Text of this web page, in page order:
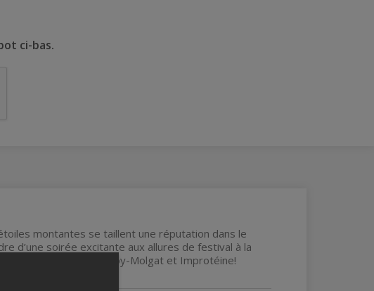
ci-bas.
montantes se taillent une réputation dans le
d’une soirée excitante aux allures de festival à la
Dion, Evelyne Roy-Molgat et Improtéine!